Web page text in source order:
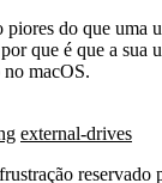
piores do que uma
que é que a sua
macOS.
external-drives
reservado